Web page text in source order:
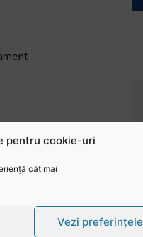
pentru cookie-uri
cât mai
Vezi preferințele